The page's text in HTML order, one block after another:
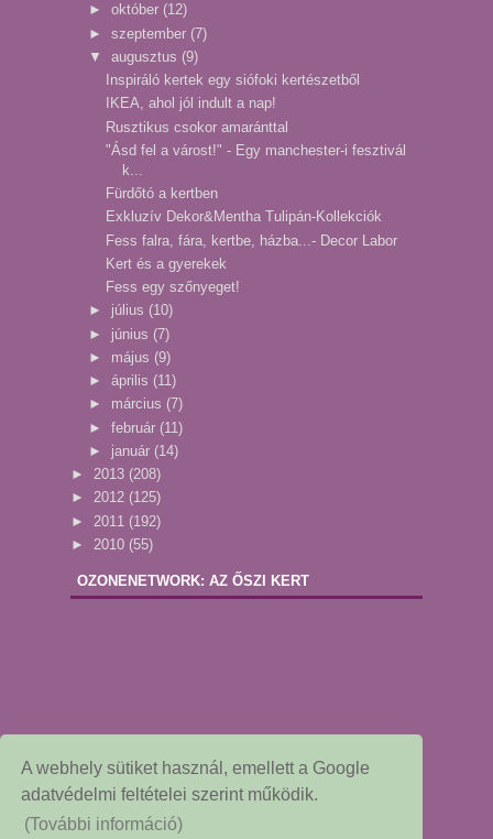
A webhely sütiket használ, emellett a Google
adatvédelmi feltételei szerint működik.
(További információ)
► október (12)
► szeptember (7)
▼ augusztus (9)
Inspiráló kertek egy siófoki kertészetből
IKEA, ahol jól indult a nap!
Rusztikus csokor amaránttal
"Ásd fel a várost!" - Egy manchester-i fesztivál
k...
Fürdőtó a kertben
Exkluzív Dekor&Mentha Tulipán-Kollekciók
Fess falra, fára, kertbe, házba...- Decor Labor
Kert és a gyerekek
Fess egy szőnyeget!
► július (10)
► június (7)
► május (9)
► április (11)
► március (7)
► február (11)
► január (14)
► 2013 (208)
► 2012 (125)
► 2011 (192)
► 2010 (55)
OZONENETWORK: AZ ŐSZI KERT